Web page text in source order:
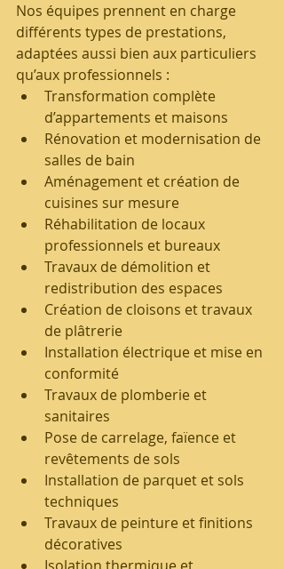
Nos équipes prennent en charge
différents types de prestations,
adaptées aussi bien aux particuliers
qu’aux professionnels :
Transformation complète
d’appartements et maisons
Rénovation et modernisation de
salles de bain
Aménagement et création de
cuisines sur mesure
Réhabilitation de locaux
professionnels et bureaux
Travaux de démolition et
redistribution des espaces
Création de cloisons et travaux
de plâtrerie
Installation électrique et mise en
conformité
Travaux de plomberie et
sanitaires
Pose de carrelage, faïence et
revêtements de sols
Installation de parquet et sols
techniques
Travaux de peinture et finitions
décoratives